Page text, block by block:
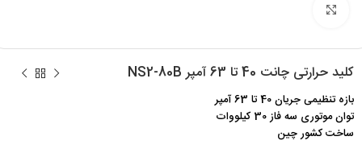
کلید حرارتی چانت 40 تا 63 آمپر NS2-80B
بازه تنظیمی جریان 40 تا 63 آمپر
توان موتوری سه فاز 30 کیلووات
ساخت کشور چین